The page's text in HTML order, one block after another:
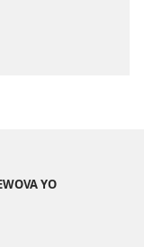
YO